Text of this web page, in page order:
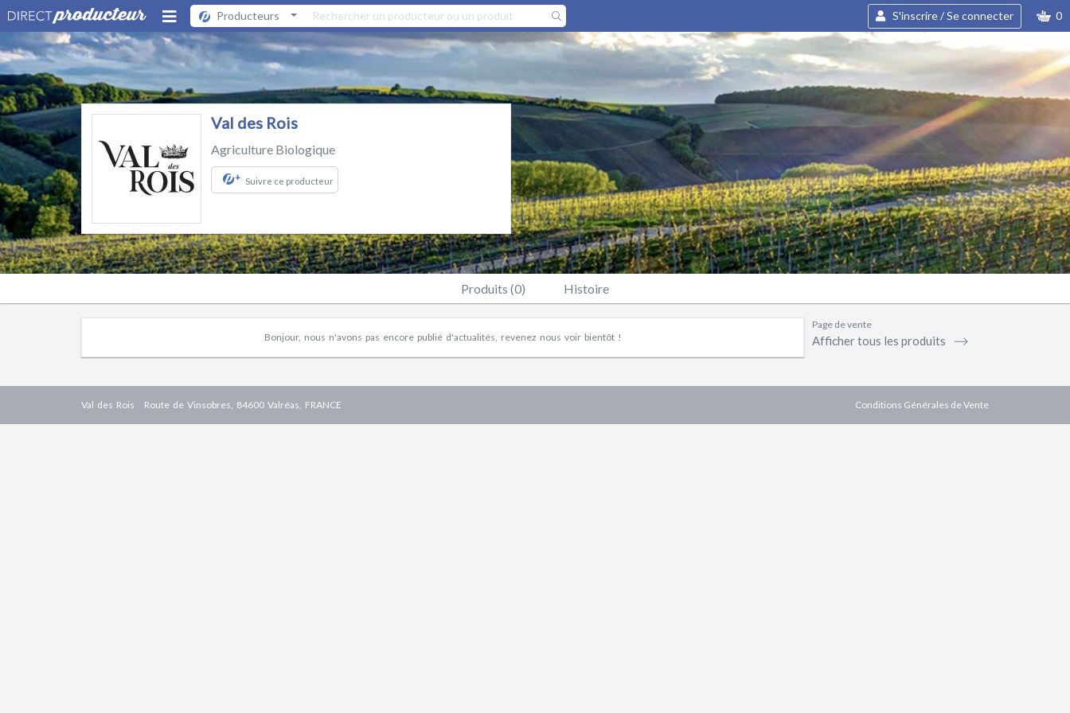
Producteurs S'inscrire / Se connecter 0
Val des Rois
Agriculture Biologique
+ Suivre ce producteur
Produits (0) Histoire
Bonjour, nous n'avons pas encore publié d'actualités, revenez nous voir bientôt !
Page de vente
Afficher tous les produits ⟶
Val des Rois Route de Vinsobres, 84600 Valréas, FRANCE Conditions Générales de Vente